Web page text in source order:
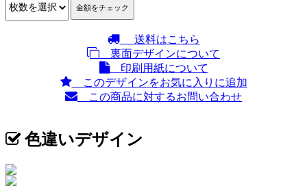
送料はこちら
裏面デザインについて
印刷用紙について
このデザインをお気に入りに追加
この商品に対するお問い合わせ
色違いデザイン